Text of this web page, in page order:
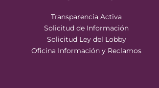
Transparencia Activa
Solicitud de Información
Solicitud Ley del Lobby
Oficina Información y Reclamos